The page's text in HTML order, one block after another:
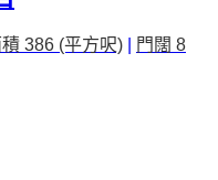
386 (平方呎)
門闊 8